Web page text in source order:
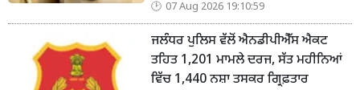
07 Aug 2026 19:10:59
ਜਲੰਧਰ ਪੁਲਿਸ ਵੱਲੋਂ ਐਨਡੀਪੀਐੱਸ ਐਕਟ
ਤਹਿਤ 1,201 ਮਾਮਲੇ ਦਰਜ, ਸੱਤ ਮਹੀਨਿਆਂ
ਵਿੱਚ 1,440 ਨਸ਼ਾ ਤਸਕਰ ਗ੍ਰਿਫ਼ਤਾਰ